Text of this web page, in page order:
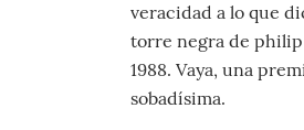
veracidad a lo que
torre negra de philip
1988. Vaya, una
sobadísima.